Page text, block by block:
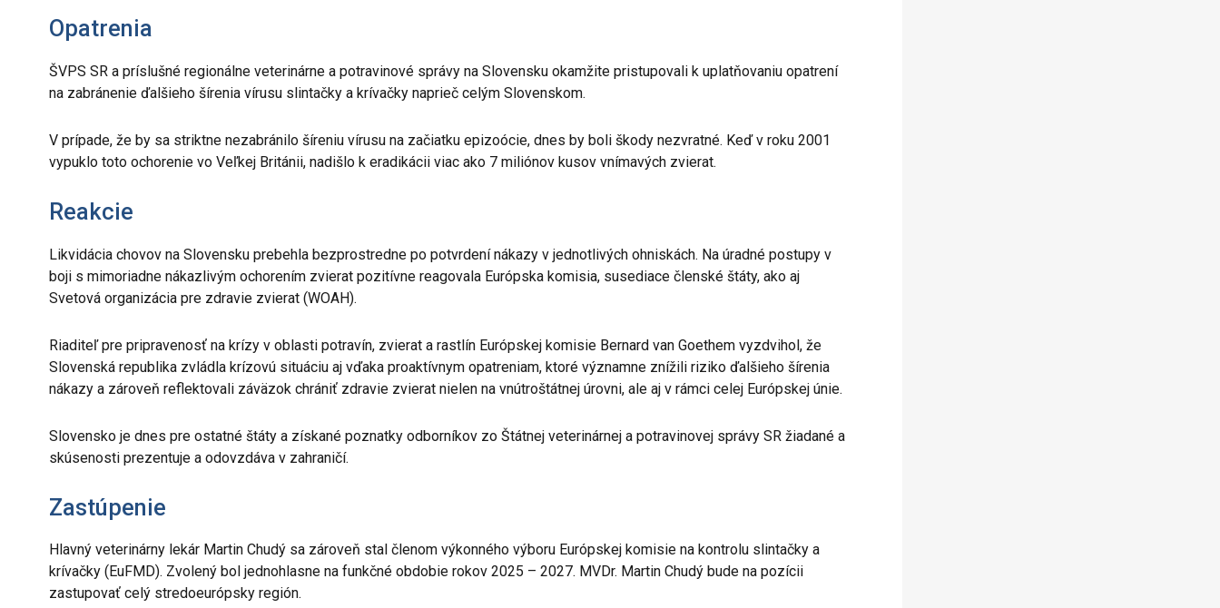
Opatrenia
ŠVPS SR a príslušné regionálne veterinárne a potravinové správy na Slovensku okamžite pristupovali k uplatňovaniu opatrení
na zabránenie ďalšieho šírenia vírusu slintačky a krívačky naprieč celým Slovenskom.
V prípade, že by sa striktne nezabránilo šíreniu vírusu na začiatku epizoócie, dnes by boli škody nezvratné. Keď v roku 2001
vypuklo toto ochorenie vo Veľkej Británii, nadišlo k eradikácii viac ako 7 miliónov kusov vnímavých zvierat.
Reakcie
Likvidácia chovov na Slovensku prebehla bezprostredne po potvrdení nákazy v jednotlivých ohniskách. Na úradné postupy v
boji s mimoriadne nákazlivým ochorením zvierat pozitívne reagovala Európska komisia, susediace členské štáty, ako aj
Svetová organizácia pre zdravie zvierat (WOAH).
Riaditeľ pre pripravenosť na krízy v oblasti potravín, zvierat a rastlín Európskej komisie Bernard van Goethem vyzdvihol, že
Slovenská republika zvládla krízovú situáciu aj vďaka proaktívnym opatreniam, ktoré významne znížili riziko ďalšieho šírenia
nákazy a zároveň reflektovali záväzok chrániť zdravie zvierat nielen na vnútroštátnej úrovni, ale aj v rámci celej Európskej únie.
Slovensko je dnes pre ostatné štáty a získané poznatky odborníkov zo Štátnej veterinárnej a potravinovej správy SR žiadané a
skúsenosti prezentuje a odovzdáva v zahraničí.
Zastúpenie
Hlavný veterinárny lekár Martin Chudý sa zároveň stal členom výkonného výboru Európskej komisie na kontrolu slintačky a
krívačky (EuFMD). Zvolený bol jednohlasne na funkčné obdobie rokov 2025 – 2027. MVDr. Martin Chudý bude na pozícii
zastupovať celý stredoeurópsky región.